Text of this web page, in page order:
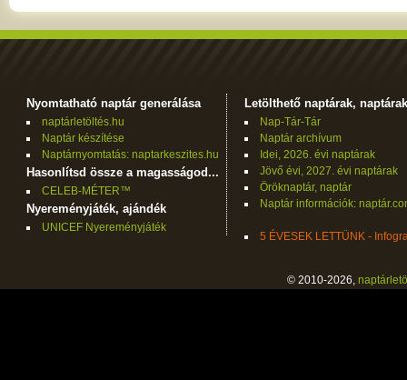
Nyomtatható naptár generálása
naptárletöltés.hu
Naptár készítése
Naptárnyomtatás: naptarkeszites.hu
Hasonlítsd össze a magasságod...
CELEB-MÉTER™
Nyereményjáték, ajándék
UNICEF Nyereményjáték
Letölthető naptárak, naptárak
Nap-Tár-Tár
Naptár archívum
Idei, 2026. évi naptárak
Jövő évi, 2027. évi naptárak
Öröknaptár, naptár
Naptár információk:
5 ÉVESEK LETTÜNK -
© 2010-2026,